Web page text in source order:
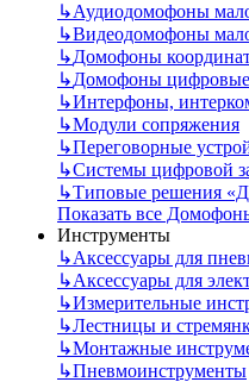
↳Аудиодомофоны
↳Видеодомофоны
↳Домофоны
↳Домофоны цифровые
↳Интерфоны,
↳Модули сопряжения
↳Переговорные
↳Системы цифровой
↳Типовые решения
Показать все
Инструменты
↳Аксессуары для
↳Аксессуары для
↳Измерительные
↳Лестницы и
↳Монтажные
↳Пневмоинструменты